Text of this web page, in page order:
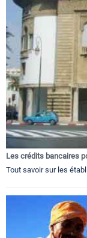
Les crédits bancaires
Tout savoir sur les